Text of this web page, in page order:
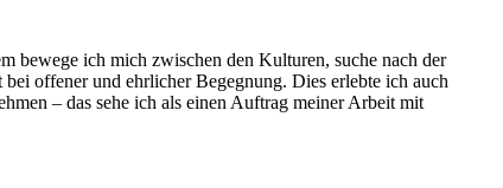
bewege ich mich zwischen den Kulturen, suche nach der
offener und ehrlicher Begegnung. Dies erlebte ich auch
– das sehe ich als einen Auftrag meiner Arbeit mit